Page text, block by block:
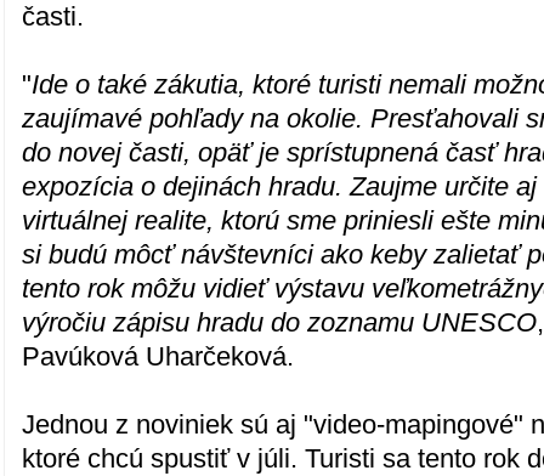
časti.
"Ide o také zákutia, ktoré turisti nemali
zaujímavé pohľady na okolie. Presťahovali
do novej časti, opäť je sprístupnená časť
expozícia o dejinách hradu. Zaujme určite
virtuálnej realite, ktorú sme priniesli ešte
si budú môcť návštevníci ako keby zalietať
tento rok môžu vidieť výstavu
výročiu zápisu hradu do zoznamu UNESCO
Pavúková Uharčeková.
Jednou z noviniek sú aj "video-mapingové"
ktoré chcú spustiť v júli. Turisti sa tento rok